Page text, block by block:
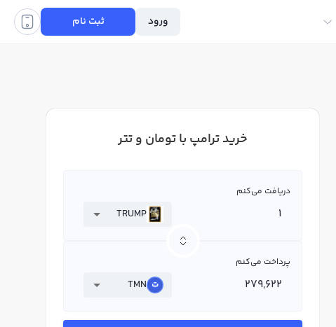
ورود ثبت نام
خرید ترامپ با تومان و تتر
دریافت می‌کنم
TRUMP
پرداخت می‌کنم
TMN